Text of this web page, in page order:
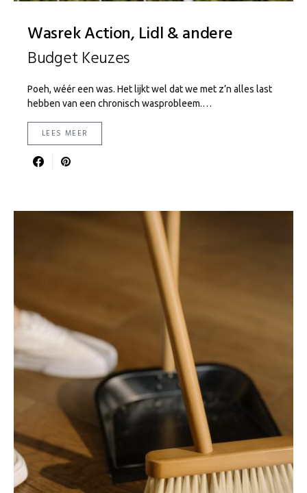
Wasrek Action, Lidl & andere
Budget Keuzes
Poeh, wéér een was. Het lijkt wel dat we met z’n alles last
hebben van een chronisch wasprobleem.…
LEES MEER